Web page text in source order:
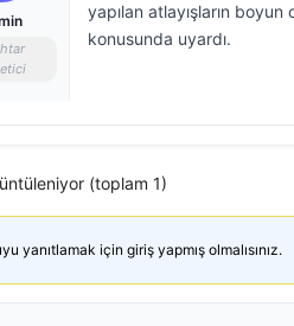
yapılan atlayışların boyun
konusunda uyardı.
(toplam 1)
yanıtlamak için giriş yapmış olmalısınız.